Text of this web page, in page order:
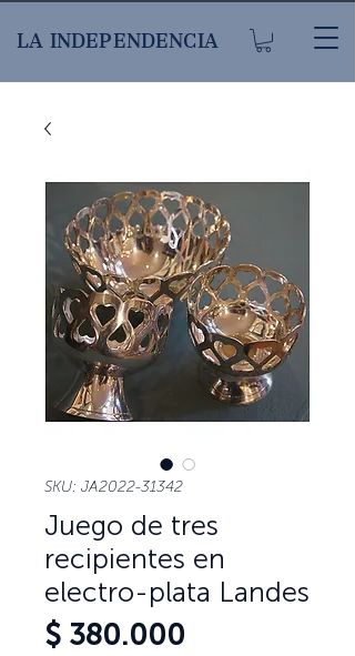
LA INDEPENDENCIA
SKU: JA2022-31342
Juego de tres
recipientes en
electro-plata Landes
$ 380.000